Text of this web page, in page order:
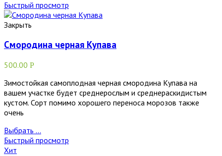
Быстрый просмотр
Закрыть
Смородина черная Купава
500.00 Р
Зимостойкая самоплодная черная смородина Купава на
вашем участке будет среднерослым и среднераскидистым
кустом. Сорт помимо хорошего переноса морозов также
очень
Выбрать ...
Быстрый просмотр
Хит